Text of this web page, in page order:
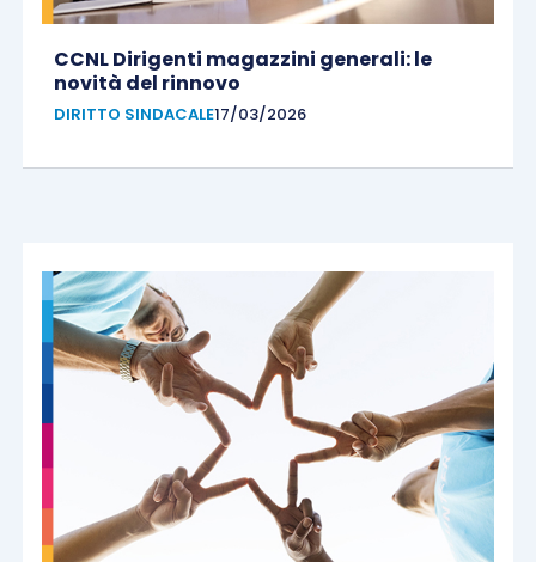
CCNL Dirigenti magazzini generali: le
novità del rinnovo
DIRITTO SINDACALE17/03/2026